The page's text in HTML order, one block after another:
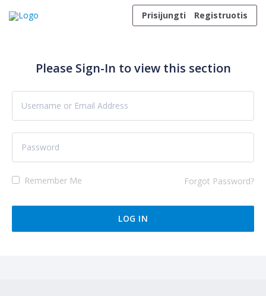
Prisijungti
Registruotis
Please Sign-In to view this section
Remember Me Forgot Password?